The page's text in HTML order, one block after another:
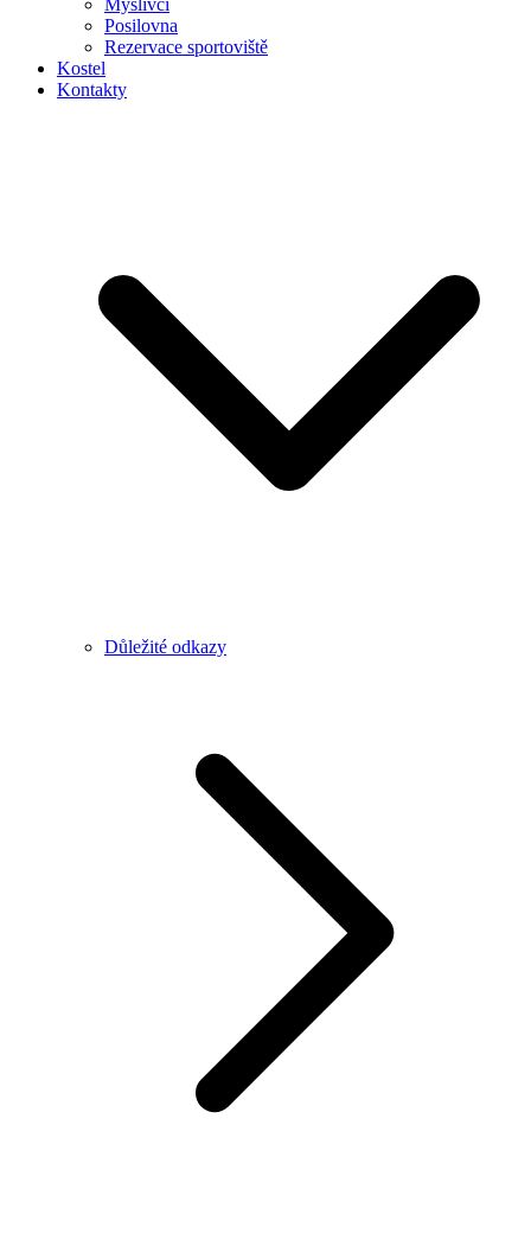
Myslivci
Posilovna
Rezervace sportoviště
Kostel
Kontakty
Důležité odkazy